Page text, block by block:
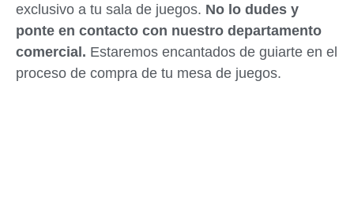
exclusivo a tu sala de juegos. No lo dudes y
ponte en contacto con nuestro departamento
comercial. Estaremos encantados de guiarte en el
proceso de compra de tu mesa de juegos.